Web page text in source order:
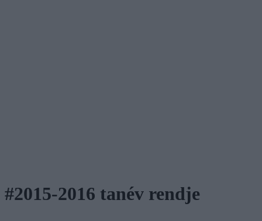
#2015-2016 tanév rendje